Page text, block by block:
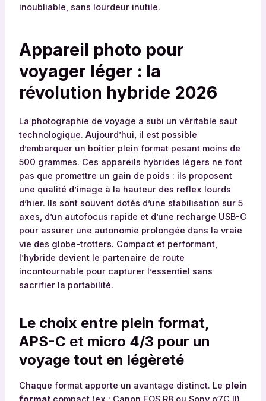
inoubliable, sans lourdeur inutile.
Appareil photo pour
voyager léger : la
révolution hybride 2026
La photographie de voyage a subi un véritable saut
technologique. Aujourd’hui, il est possible
d’embarquer un boîtier plein format pesant moins de
500 grammes. Ces appareils hybrides légers ne font
pas que promettre un gain de poids : ils proposent
une qualité d’image à la hauteur des reflex lourds
d’hier. Ils sont souvent dotés d’une stabilisation sur 5
axes, d’un autofocus rapide et d’une recharge USB-C
pour assurer une autonomie prolongée dans la vraie
vie des globe-trotters. Compact et performant,
l’hybride devient le partenaire de route
incontournable pour capturer l’essentiel sans
sacrifier la portabilité.
Le choix entre plein format,
APS-C et micro 4/3 pour un
voyage tout en légèreté
Chaque format apporte un avantage distinct. Le plein